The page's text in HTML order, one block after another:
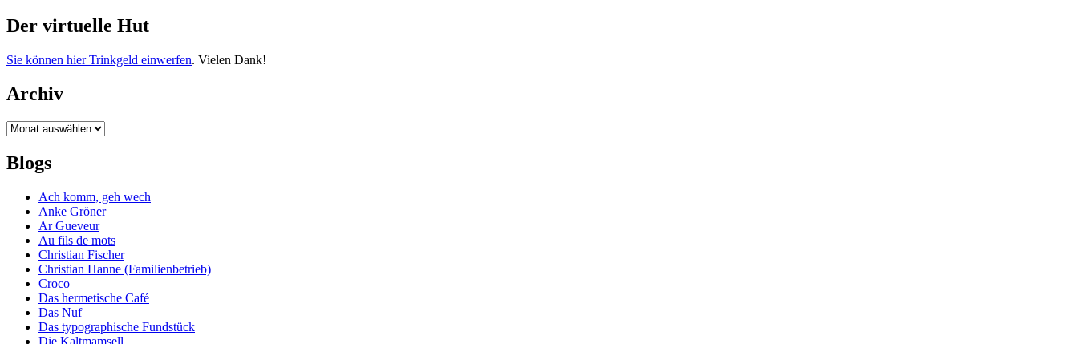
Der virtuelle Hut
Sie können hier Trinkgeld einwerfen. Vielen Dank!
Archiv
Archiv
Blogs
Ach komm, geh wech
Anke Gröner
Ar Gueveur
Au fils de mots
Christian Fischer
Christian Hanne (Familienbetrieb)
Croco
Das hermetische Café
Das Nuf
Das typographische Fundstück
Die Kaltmamsell